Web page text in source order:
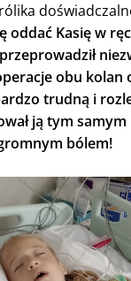
oddać Kasię w
obu kolan
trudną i
ją tym
bólem!